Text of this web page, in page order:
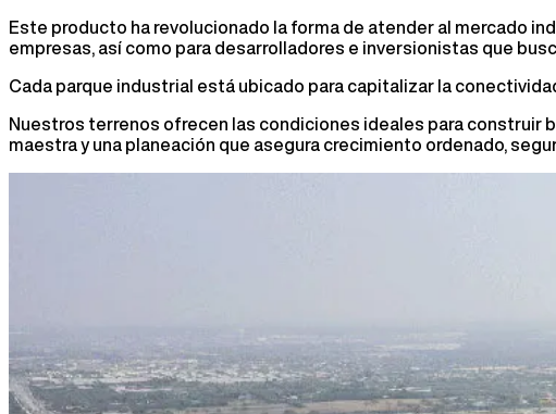
Este producto ha revolucionado la forma de atender al mercado
empresas, así como para desarrolladores e inversionistas que
Cada parque industrial está ubicado para capitalizar la
Nuestros terrenos ofrecen las condiciones ideales para construir
maestra y una planeación que asegura crecimiento ordenado,